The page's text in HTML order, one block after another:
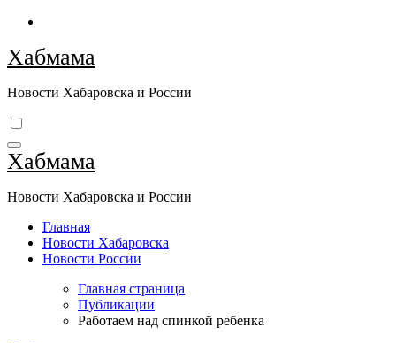
Перейти
содержимому
Хабмама
Новости Хабаровска и России
Хабмама
Новости Хабаровска и России
Главная
Новости Хабаровска
Новости России
Главная страница
Публикации
Работаем над спинкой ребенка